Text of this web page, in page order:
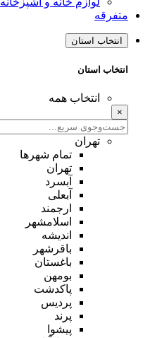
متفرقه
انتخاب استان
انتخاب استان
انتخاب همه
×
تهران
تمام شهر‌ها
تهران
آبسرد
آبعلی
ارجمند
اسلامشهر
اندیشه
باقرشهر
باغستان
بومهن
پاکدشت
پردیس
پرند
پیشوا